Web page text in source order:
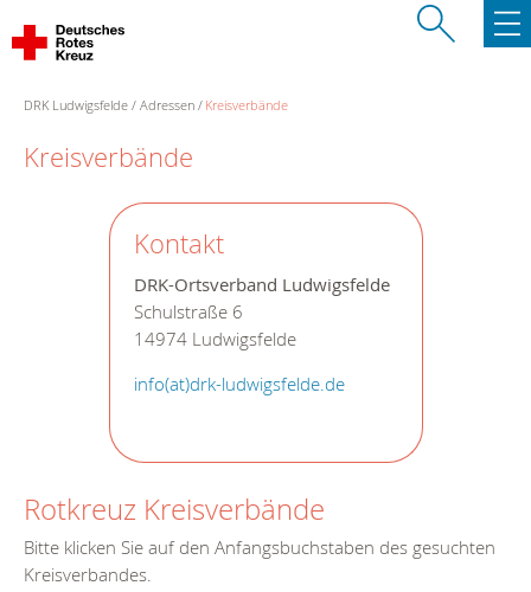
DRK Ludwigsfelde Adressen Kreisverbände
Kreisverbände
Kontakt
DRK-Ortsverband Ludwigsfelde
Schulstraße 6
14974 Ludwigsfelde
info(at)drk-ludwigsfelde.de
Rotkreuz Kreisverbände
Bitte klicken Sie auf den Anfangsbuchstaben des gesuchten
Kreisverbandes.